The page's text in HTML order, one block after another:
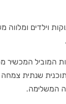
וילדים
המוביל
שנתית צמחה
המשלימה.